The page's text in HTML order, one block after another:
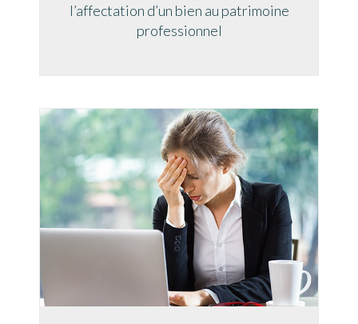
l’affectation d’un bien au patrimoine
professionnel